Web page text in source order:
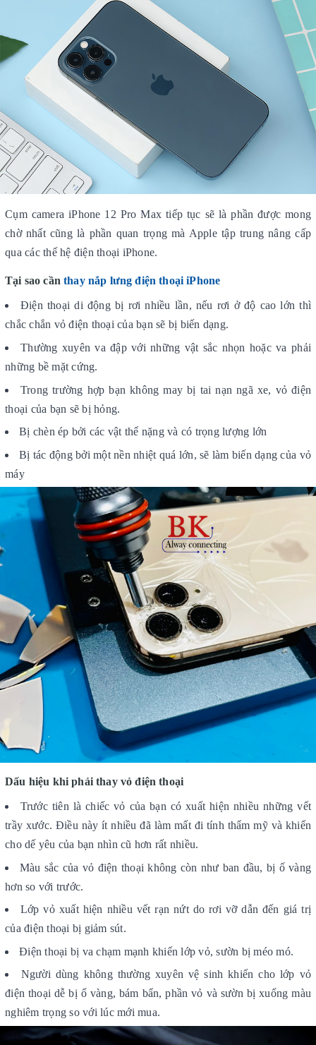
Cụm camera iPhone 12 Pro Max tiếp tục sẽ là phần được mong
chờ nhất cũng là phần quan trọng mà Apple tập trung nâng cấp
qua các thế hệ điện thoại iPhone.
Tại sao cầnthay nắp lưng điện thoại iPhone
Điện thoại di động bị rơi nhiều lần, nếu rơi ở độ cao lớn thì
chắc chắn vỏ điện thoại của bạn sẽ bị biến dạng.
Thường xuyên va đập với những vật sắc nhọn hoặc va phải
những bề mặt cứng.
Trong trường hợp bạn không may bị tai nạn ngã xe, vỏ điện
thoại của bạn sẽ bị hỏng.
Bị chèn ép bởi các vật thể nặng và có trọng lượng lớn
Bị tác động bởi một nền nhiệt quá lớn, sẽ làm biến dạng của vỏ
máy
Dấu hiệu khi phải thay vỏ điện thoại
Trước tiên là chiếc vỏ của bạn có xuất hiện nhiều những vết
trầy xước. Điều này ít nhiều đã làm mất đi tính thẩm mỹ và khiến
cho dế yêu của bạn nhìn cũ hơn rất nhiều.
Màu sắc của vỏ điện thoại không còn như ban đầu, bị ố vàng
hơn so với trước.
Lớp vỏ xuất hiện nhiều vết rạn nứt do rơi vỡ dẫn đến giá trị
của điện thoại bị giảm sút.
Điện thoại bị va chạm mạnh khiến lớp vỏ, sườn bị méo mó.
Người dùng không thường xuyên vệ sinh khiến cho lớp vỏ
điện thoại dễ bị ố vàng, bám bẩn, phần vỏ và sườn bị xuống màu
nghiêm trọng so với lúc mới mua.